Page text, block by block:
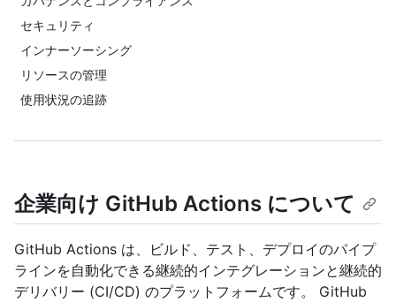
セキュリティ
インナーソーシング
リソースの管理
使用状況の追跡
企業向け GitHub Actions について
GitHub Actions は、ビルド、テスト、デプロイのパイプ
ラインを自動化できる継続的インテグレーションと継続的
デリバリー (CI/CD) のプラットフォームです。 GitHub